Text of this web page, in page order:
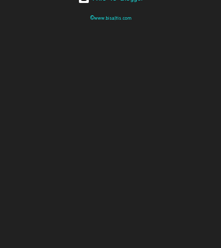
©www.bisaltis.com